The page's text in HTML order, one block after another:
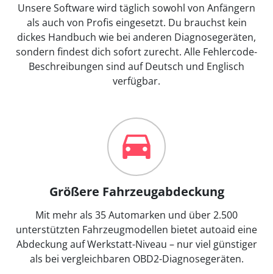
Unsere Software wird täglich sowohl von Anfängern
als auch von Profis eingesetzt. Du brauchst kein
dickes Handbuch wie bei anderen Diagnosegeräten,
sondern findest dich sofort zurecht. Alle Fehlercode-
Beschreibungen sind auf Deutsch und Englisch
verfügbar.
Größere Fahrzeugabdeckung
Mit mehr als 35 Automarken und über 2.500
unterstützten Fahrzeugmodellen bietet autoaid eine
Abdeckung auf Werkstatt-Niveau – nur viel günstiger
als bei vergleichbaren OBD2-Diagnosegeräten.